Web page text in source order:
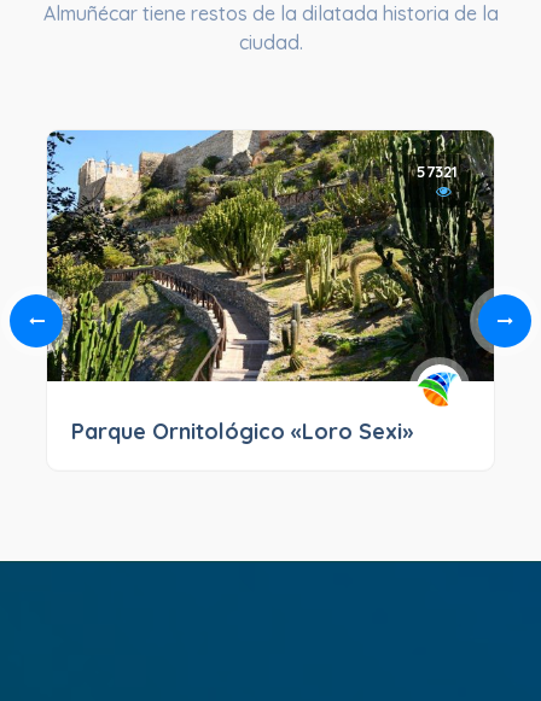
Almuñécar tiene restos de la dilatada historia de la
ciudad.
57321
Parque Ornitológico «Loro Sexi»